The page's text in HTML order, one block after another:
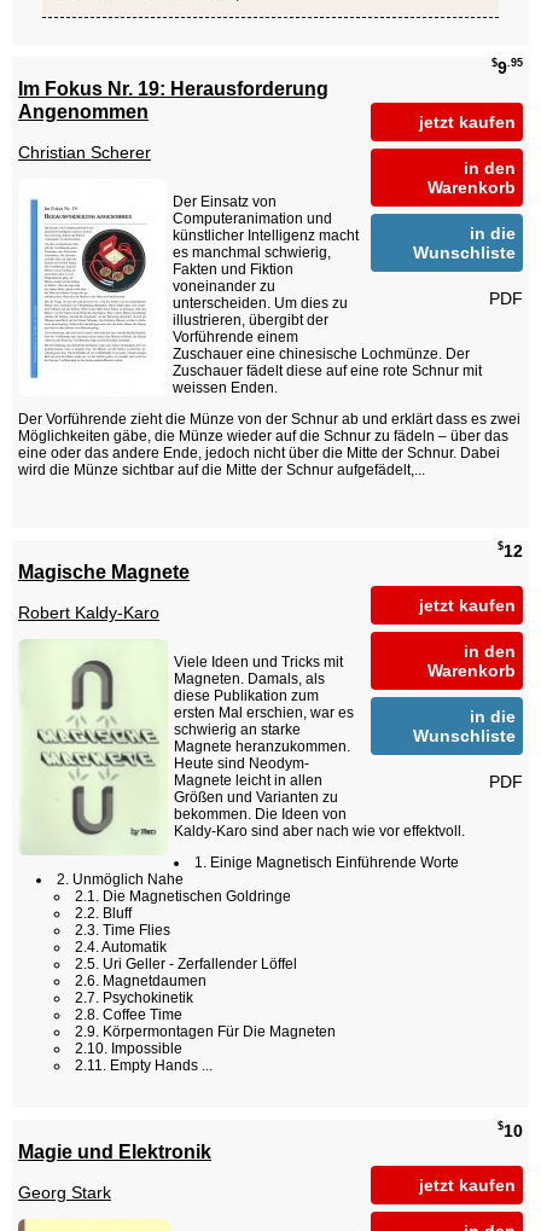
$9.95
jetzt kaufen
in den
Warenkorb
in die
Wunschliste
PDF
Im Fokus Nr. 19: Herausforderung
Angenommen
Christian Scherer
Der Einsatz von
Computeranimation und
künstlicher Intelligenz macht
es manchmal schwierig,
Fakten und Fiktion
voneinander zu
unterscheiden. Um dies zu
illustrieren, übergibt der
Vorführende einem
Zuschauer eine chinesische Lochmünze. Der
Zuschauer fädelt diese auf eine rote Schnur mit
weissen Enden.
Der Vorführende zieht die Münze von der Schnur ab und erklärt dass es zwei
Möglichkeiten gäbe, die Münze wieder auf die Schnur zu fädeln – über das
eine oder das andere Ende, jedoch nicht über die Mitte der Schnur. Dabei
wird die Münze sichtbar auf die Mitte der Schnur aufgefädelt,...
$12
jetzt kaufen
in den
Warenkorb
in die
Wunschliste
PDF
Magische Magnete
Robert Kaldy-Karo
Viele Ideen und Tricks mit
Magneten. Damals, als
diese Publikation zum
ersten Mal erschien, war es
schwierig an starke
Magnete heranzukommen.
Heute sind Neodym-
Magnete leicht in allen
Größen und Varianten zu
bekommen. Die Ideen von
Kaldy-Karo sind aber nach wie vor effektvoll.
1. Einige Magnetisch Einführende Worte
2. Unmöglich Nahe
2.1. Die Magnetischen Goldringe
2.2. Bluff
2.3. Time Flies
2.4. Automatik
2.5. Uri Geller - Zerfallender Löffel
2.6. Magnetdaumen
2.7. Psychokinetik
2.8. Coffee Time
2.9. Körpermontagen Für Die Magneten
2.10. Impossible
2.11. Empty Hands ...
$10
jetzt kaufen
Magie und Elektronik
Georg Stark